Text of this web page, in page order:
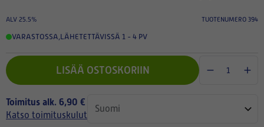
ALV 25.5% TUOTENUMERO 394
VARASTOSSA,LÄHETETTÄVISSÄ 1 - 4 PV
LISÄÄ OSTOSKORIIN
Toimitus alk. 6,90 €
Katso toimituskulut